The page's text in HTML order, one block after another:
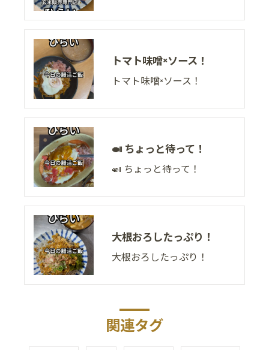
トマト味噌×ソース！
トマト味噌×ソース！
🍛 ちょっと待って！
🍛 ちょっと待って！
大根おろしたっぷり！
大根おろしたっぷり！
関連タグ